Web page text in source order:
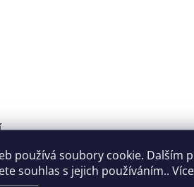
používá soubory cookie. Dalším
souhlas s jejich používáním..